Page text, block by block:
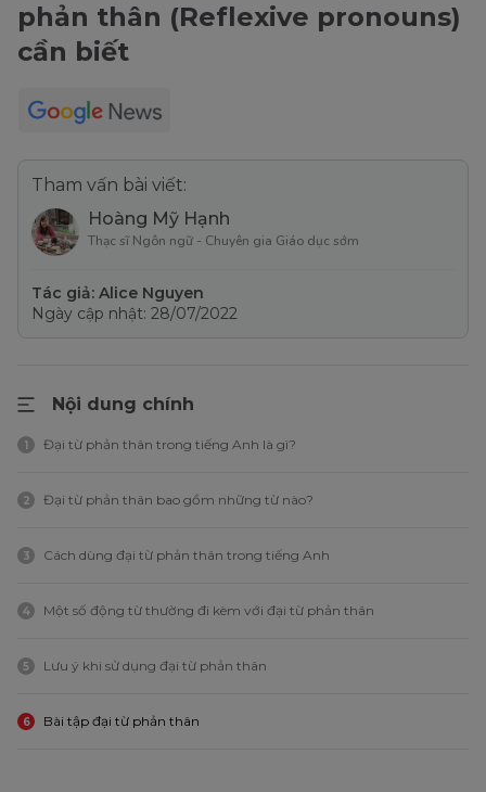
phản thân (Reflexive pronouns)
cần biết
Tham vấn bài viết:
Hoàng Mỹ Hạnh
Thạc sĩ Ngôn ngữ - Chuyên gia Giáo dục sớm
Tác giả: Alice Nguyen
Ngày cập nhật: 28/07/2022
Nội dung chính
1 Đại từ phản thân trong tiếng Anh là gì?
2 Đại từ phản thân bao gồm những từ nào?
3 Cách dùng đại từ phản thân trong tiếng Anh
4 Một số động từ thường đi kèm với đại từ phản thân
5 Lưu ý khi sử dụng đại từ phản thân
6 Bài tập đại từ phản thân